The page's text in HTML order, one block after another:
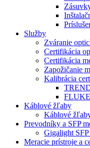
Služby
Zváranie
Certifikácia
Certifikácia
Zapožičanie
Kalibrácia
FLUKE
Káblové žľaby
Káblové
Prevodníky a SFP
Gigalight
Meracie prístroje a